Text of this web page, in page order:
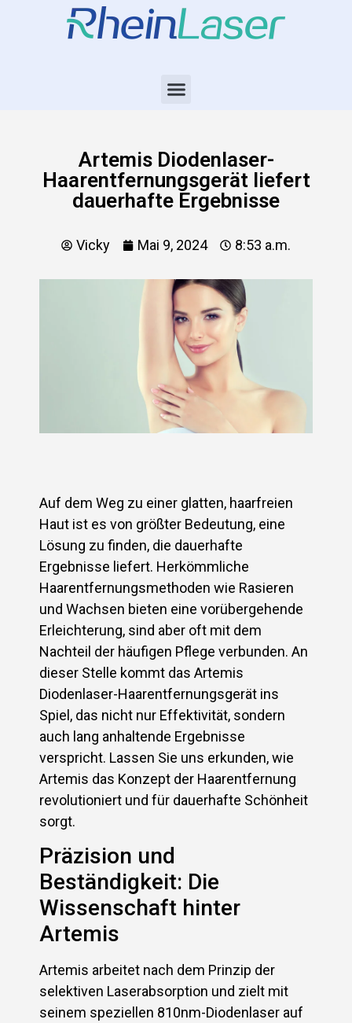
Artemis Diodenlaser-
Haarentfernungsgerät liefert
dauerhafte Ergebnisse
Vicky Mai 9, 2024 8:53 a.m.
Auf dem Weg zu einer glatten, haarfreien
Haut ist es von größter Bedeutung, eine
Lösung zu finden, die dauerhafte
Ergebnisse liefert. Herkömmliche
Haarentfernungsmethoden wie Rasieren
und Wachsen bieten eine vorübergehende
Erleichterung, sind aber oft mit dem
Nachteil der häufigen Pflege verbunden. An
dieser Stelle kommt das Artemis
Diodenlaser-Haarentfernungsgerät ins
Spiel, das nicht nur Effektivität, sondern
auch lang anhaltende Ergebnisse
verspricht. Lassen Sie uns erkunden, wie
Artemis das Konzept der Haarentfernung
revolutioniert und für dauerhafte Schönheit
sorgt.
Präzision und
Beständigkeit: Die
Wissenschaft hinter
Artemis
Artemis arbeitet nach dem Prinzip der
selektiven Laserabsorption und zielt mit
seinem speziellen 810nm-Diodenlaser auf